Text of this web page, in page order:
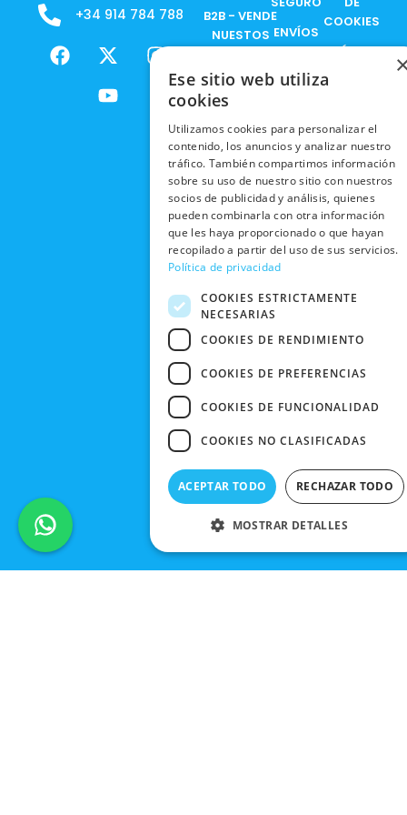
+34 914 784 788
F
a
X
-
t
w
I
m
Y
o
u
t
B2B - VENDE
NUESTOS
RESPONSABILIDAD
SOCIAL
TRABAJA
CON
NOSOTROS
NUESTRAS
TIENDAS
BLACK
FRIDAY
CONTACTO
ENVÍOS
NACIONALES
ENVÍOS
RECOGIDA
EN TIENDA
DEVOLUCIONES
Y CAMBIOS
CANCELAR
PEDIDO
COOKIES
POLÍTICAS
PRIVACIDAD
POLÍTICA DE
PRIVACIDAD
CONDICIONES
DE COMPRA
Ese sitio web utiliza
cookies
Utilizamos cookies para personalizar el
contenido, los anuncios y analizar nuestro
tráfico. También compartimos información
sobre su uso de nuestro sitio con nuestros
socios de publicidad y análisis, quienes
pueden combinarla con otra información
que les haya proporcionado o que hayan
recopilado a partir del uso de sus servicios.
Política de privacidad
COOKIES ESTRICTAMENTE
NECESARIAS
COOKIES DE RENDIMIENTO
COOKIES DE PREFERENCIAS
COOKIES DE FUNCIONALIDAD
COOKIES NO CLASIFICADAS
ACEPTAR TODO RECHAZAR TODO
MOSTRAR DETALLES